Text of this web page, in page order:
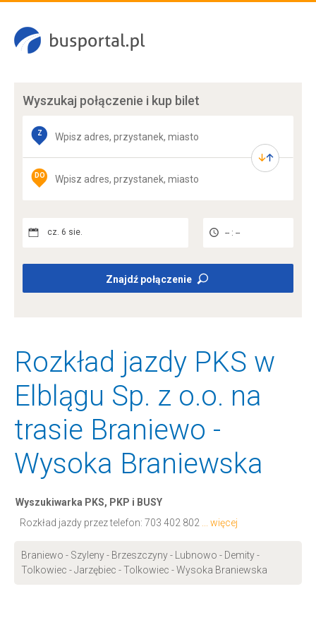
Wyszukaj połączenie i kup bilet
Z
DO
cz. 6 sie. -- : --
Znajdź połączenie
Rozkład jazdy PKS w
Elblągu Sp. z o.o. na
trasie Braniewo -
Wysoka Braniewska
Wyszukiwarka PKS, PKP i BUSY
Rozkład jazdy przez telefon: 703 402 802 ... więcej
Braniewo - Szyleny - Brzeszczyny - Lubnowo - Demity -
Tolkowiec - Jarzębiec - Tolkowiec - Wysoka Braniewska